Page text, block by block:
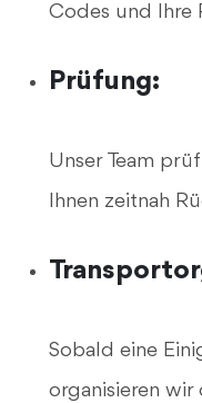
Codes und Ihre
Prüfung:
Unser Team
Ihnen zeitnah
Sobald eine
organisieren wir